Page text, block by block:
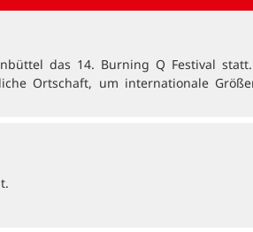
das 14. Burning Q Festival
Ortschaft, um internationale